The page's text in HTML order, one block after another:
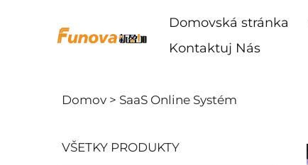
Domovská stránka
Kontaktuj Nás
Domov > SaaS Online Systém
VŠETKY PRODUKTY